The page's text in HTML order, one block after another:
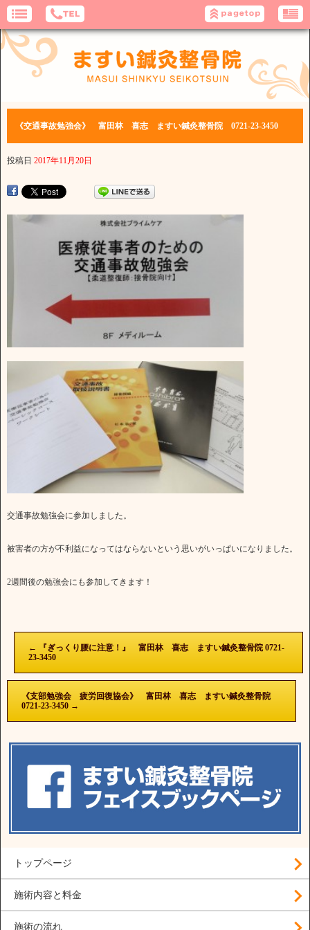
《交通事故勉強会》 富田林 喜志 ますい鍼灸整骨院 0721-23-3450
投稿日 2017年11月20日
交通事故勉強会に参加しました。
被害者の方が不利益になってはならないという思いがいっぱいになりました。
2週間後の勉強会にも参加してきます！
←
『ぎっくり腰に注意！』 富田林 喜志 ますい鍼灸整骨院 0721-
23-3450
《支部勉強会 疲労回復協会》 富田林 喜志 ますい鍼灸整骨院
0721-23-3450 →
トップページ
施術内容と料金
施術の流れ